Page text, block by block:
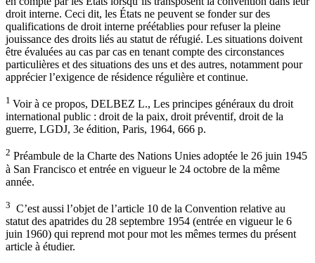
droit interne. Ceci dit, les États ne peuvent se fonder sur des
qualifications de droit interne préétablies pour refuser la pleine
jouissance des droits liés au statut de réfugié. Les situations doivent
être évaluées au cas par cas en tenant compte des circonstances
particulières et des situations des uns et des autres, notamment pour
apprécier l’exigence de résidence régulière et continue.
1 Voir à ce propos, DELBEZ L., Les principes généraux du droit
international public : droit de la paix, droit préventif, droit de la
guerre, LGDJ, 3e édition, Paris, 1964, 666 p.
2 Préambule de la Charte des Nations Unies adoptée le 26 juin 1945
à San Francisco et entrée en vigueur le 24 octobre de la même
année.
3 C’est aussi l’objet de l’article 10 de la Convention relative au
statut des apatrides du 28 septembre 1954 (entrée en vigueur le 6
juin 1960) qui reprend mot pour mot les mêmes termes du présent
article à étudier.